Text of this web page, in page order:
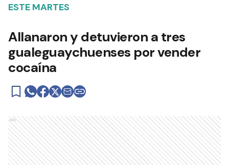
ESTE MARTES
Allanaron y detuvieron a tres
gualeguaychuenses por vender
cocaína
Ads